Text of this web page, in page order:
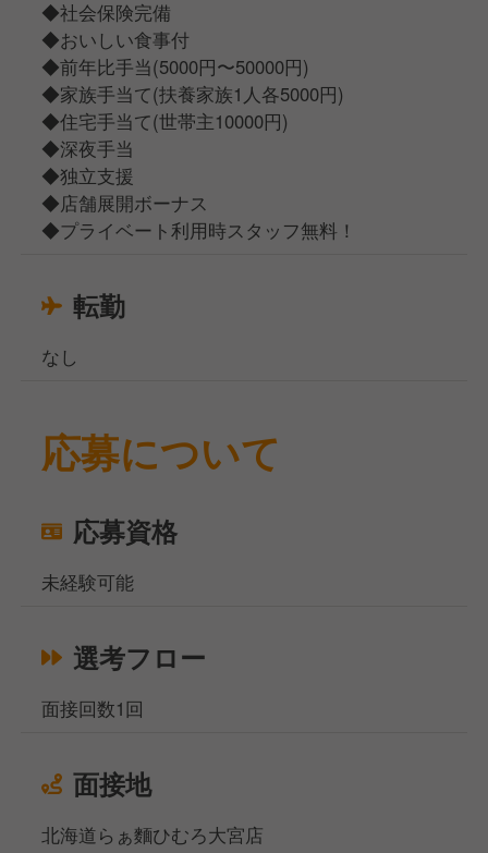
◆社会保険完備
◆おいしい食事付
◆前年比手当(5000円〜50000円)
◆家族手当て(扶養家族1人各5000円)
◆住宅手当て(世帯主10000円)
◆深夜手当
◆独立支援
◆店舗展開ボーナス
◆プライベート利用時スタッフ無料！
転勤
なし
応募について
応募資格
未経験可能
選考フロー
面接回数1回
面接地
北海道らぁ麵ひむろ大宮店